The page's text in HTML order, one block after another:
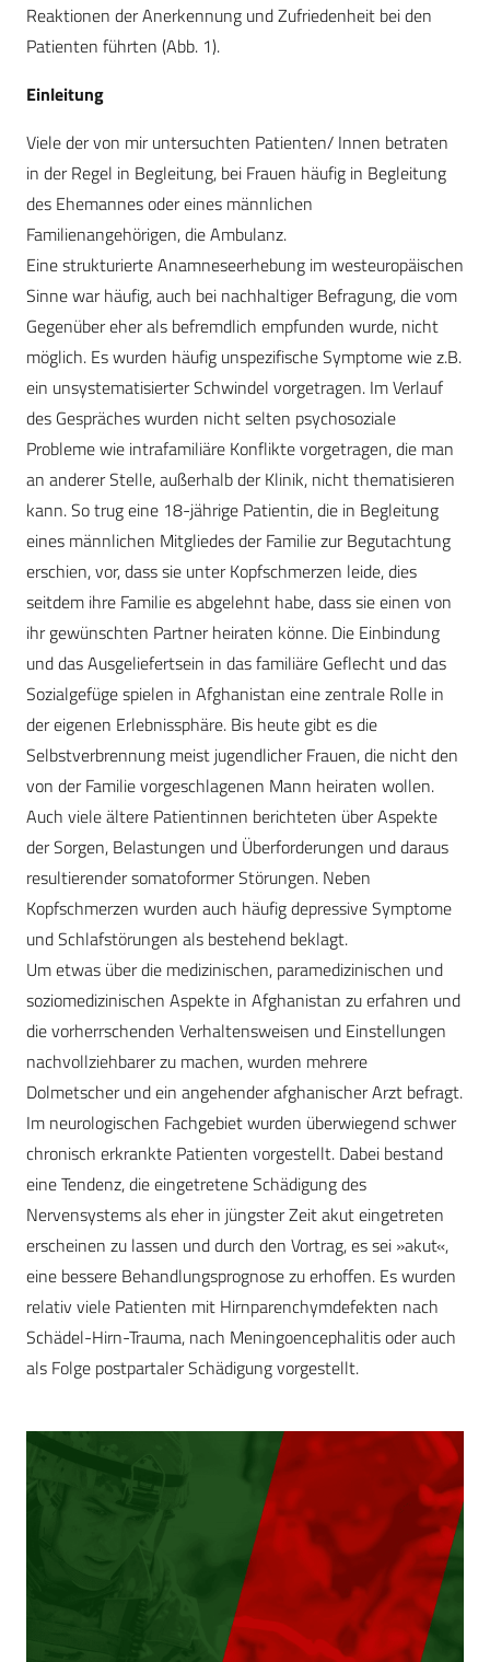
Reaktionen der Anerkennung und Zufriedenheit bei den
Patienten führten (Abb. 1).
Einleitung
Viele der von mir untersuchten Patienten/ Innen betraten
in der Regel in Begleitung, bei Frauen häufig in Begleitung
des Ehemannes oder eines männlichen
Familienangehörigen, die Ambulanz.
Eine strukturierte Anamneseerhebung im westeuropäischen
Sinne war häufig, auch bei nachhaltiger Befragung, die vom
Gegenüber eher als befremdlich empfunden wurde, nicht
möglich. Es wurden häufig unspezifische Symptome wie z.B.
ein unsystematisierter Schwindel vorgetragen. Im Verlauf
des Gespräches wurden nicht selten psychosoziale
Probleme wie intrafamiliäre Konflikte vorgetragen, die man
an anderer Stelle, außerhalb der Klinik, nicht thematisieren
kann. So trug eine 18-jährige Patientin, die in Begleitung
eines männlichen Mitgliedes der Familie zur Begutachtung
erschien, vor, dass sie unter Kopfschmerzen leide, dies
seitdem ihre Familie es abgelehnt habe, dass sie einen von
ihr gewünschten Partner heiraten könne. Die Einbindung
und das Ausgeliefertsein in das familiäre Geflecht und das
Sozialgefüge spielen in Afghanistan eine zentrale Rolle in
der eigenen Erlebnissphäre. Bis heute gibt es die
Selbstverbrennung meist jugendlicher Frauen, die nicht den
von der Familie vorgeschlagenen Mann heiraten wollen.
Auch viele ältere Patientinnen berichteten über Aspekte
der Sorgen, Belastungen und Überforderungen und daraus
resultierender somatoformer Störungen. Neben
Kopfschmerzen wurden auch häufig depressive Symptome
und Schlafstörungen als bestehend beklagt.
Um etwas über die medizinischen, paramedizinischen und
soziomedizinischen Aspekte in Afghanistan zu erfahren und
die vorherrschenden Verhaltensweisen und Einstellungen
nachvollziehbarer zu machen, wurden mehrere
Dolmetscher und ein angehender afghanischer Arzt befragt.
Im neurologischen Fachgebiet wurden überwiegend schwer
chronisch erkrankte Patienten vorgestellt. Dabei bestand
eine Tendenz, die eingetretene Schädigung des
Nervensystems als eher in jüngster Zeit akut eingetreten
erscheinen zu lassen und durch den Vortrag, es sei »akut«,
eine bessere Behandlungsprognose zu erhoffen. Es wurden
relativ viele Patienten mit Hirnparenchymdefekten nach
Schädel-Hirn-Trauma, nach Meningoencephalitis oder auch
als Folge postpartaler Schädigung vorgestellt.